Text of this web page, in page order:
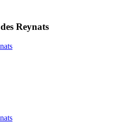
Reynats